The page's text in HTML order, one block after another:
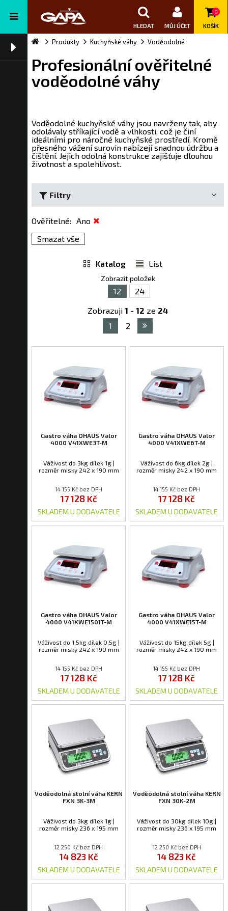
HLEDAT MŮJ ÚČET
0
KOŠÍK
Produkty Kuchyňské váhy Voděodolné
Profesionální ověřitelné
voděodolné váhy
Voděodolné kuchyňské váhy jsou navrženy tak, aby
odolávaly stříkající vodě a vlhkosti, což je činí
ideálními pro náročné kuchyňské prostředí. Kromě
přesného vážení surovin nabízejí snadnou údržbu a
čištění. Jejich odolná konstrukce zajišťuje dlouhou
životnost a spolehlivost.
Filtry
Ověřitelné: Ano
Smazat vše
Katalog List
Zobrazit položek
12
24
Zobrazuji 1 - 12 ze 24
1
2
Gastro váha OHAUS Valor
4000 V41XWE3T-M
Váživost do 3kg dílek 1g |
rozměr misky 242 x 190 mm
14 155 Kč bez DPH
17 128 Kč
SKLADEM U DODAVATELE
Gastro váha OHAUS Valor
4000 V41XWE6T-M
Váživost do 6kg dílek 2g |
rozměr misky 242 x 190 mm
14 155 Kč bez DPH
17 128 Kč
SKLADEM U DODAVATELE
Gastro váha OHAUS Valor
4000 V41XWE1501T-M
Váživost do 1,5kg dílek 0,5g |
rozměr misky 242 x 190 mm
14 155 Kč bez DPH
17 128 Kč
SKLADEM U DODAVATELE
Gastro váha OHAUS Valor
4000 V41XWE15T-M
Váživost do 15kg dílek 5g |
rozměr misky 242 x 190 mm
14 155 Kč bez DPH
17 128 Kč
SKLADEM U DODAVATELE
Voděodolná stolní váha KERN
FXN 3K-3M
Váživost do 3kg dílek 1g |
rozměr misky 236 x 195 mm
12 250 Kč bez DPH
14 823 Kč
SKLADEM U DODAVATELE
Voděodolná stolní váha KERN
FXN 30K-2M
Váživost do 30kg dílek 10g |
rozměr misky 236 x 195 mm
12 250 Kč bez DPH
14 823 Kč
SKLADEM U DODAVATELE